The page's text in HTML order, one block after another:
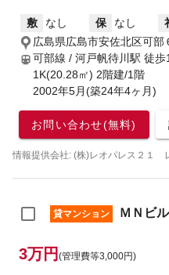
敷 なし 保 なし
広島県広島市安佐北区可部
可部線 / 河戸帆待川駅 徒歩
1K(20.28㎡) 2階建/1階
2002年5月(築24年4ヶ月)
お問い合わせ(無料)
情報提供会社: (株)レオパレス２１
貸マンション ＭＮビ
3万円 (管理費等3,000円)